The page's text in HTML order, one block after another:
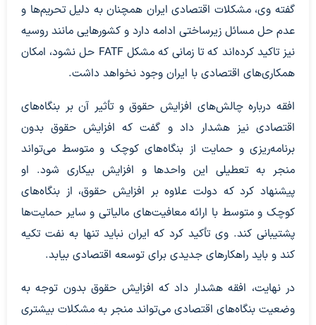
گفته وی، مشکلات اقتصادی ایران همچنان به دلیل تحریم‌ها و
عدم حل مسائل زیرساختی ادامه دارد و کشورهایی مانند روسیه
نیز تاکید کرده‌اند که تا زمانی که مشکل FATF حل نشود، امکان
همکاری‌های اقتصادی با ایران وجود نخواهد داشت.
افقه درباره چالش‌های افزایش حقوق و تأثیر آن بر بنگاه‌های
اقتصادی نیز هشدار داد و گفت که افزایش حقوق بدون
برنامه‌ریزی و حمایت از بنگاه‌های کوچک و متوسط می‌تواند
منجر به تعطیلی این واحدها و افزایش بیکاری شود. او
پیشنهاد کرد که دولت علاوه بر افزایش حقوق، از بنگاه‌های
کوچک و متوسط با ارائه معافیت‌های مالیاتی و سایر حمایت‌ها
پشتیبانی کند. وی تأکید کرد که ایران نباید تنها به نفت تکیه
کند و باید راهکارهای جدیدی برای توسعه اقتصادی بیابد.
در نهایت، افقه هشدار داد که افزایش حقوق بدون توجه به
وضعیت بنگاه‌های اقتصادی می‌تواند منجر به مشکلات بیشتری